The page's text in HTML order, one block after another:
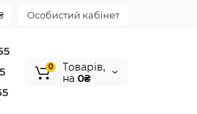
Особистий кабінет
0
Tоварів,
на 0₴